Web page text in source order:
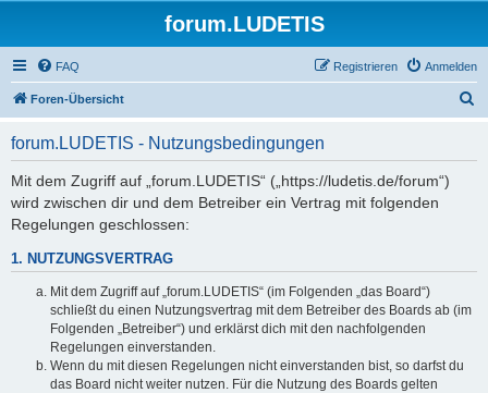
forum.LUDETIS
FAQ Anmelden
Registrieren
Foren-Übersicht
forum.LUDETIS - Nutzungsbedingungen
Mit dem Zugriff auf „forum.LUDETIS“ („https://ludetis.de/forum“)
wird zwischen dir und dem Betreiber ein Vertrag mit folgenden
Regelungen geschlossen:
1. NUTZUNGSVERTRAG
Mit dem Zugriff auf „forum.LUDETIS“ (im Folgenden „das Board“)
schließt du einen Nutzungsvertrag mit dem Betreiber des Boards ab (im
Folgenden „Betreiber“) und erklärst dich mit den nachfolgenden
Regelungen einverstanden.
Wenn du mit diesen Regelungen nicht einverstanden bist, so darfst du
das Board nicht weiter nutzen. Für die Nutzung des Boards gelten